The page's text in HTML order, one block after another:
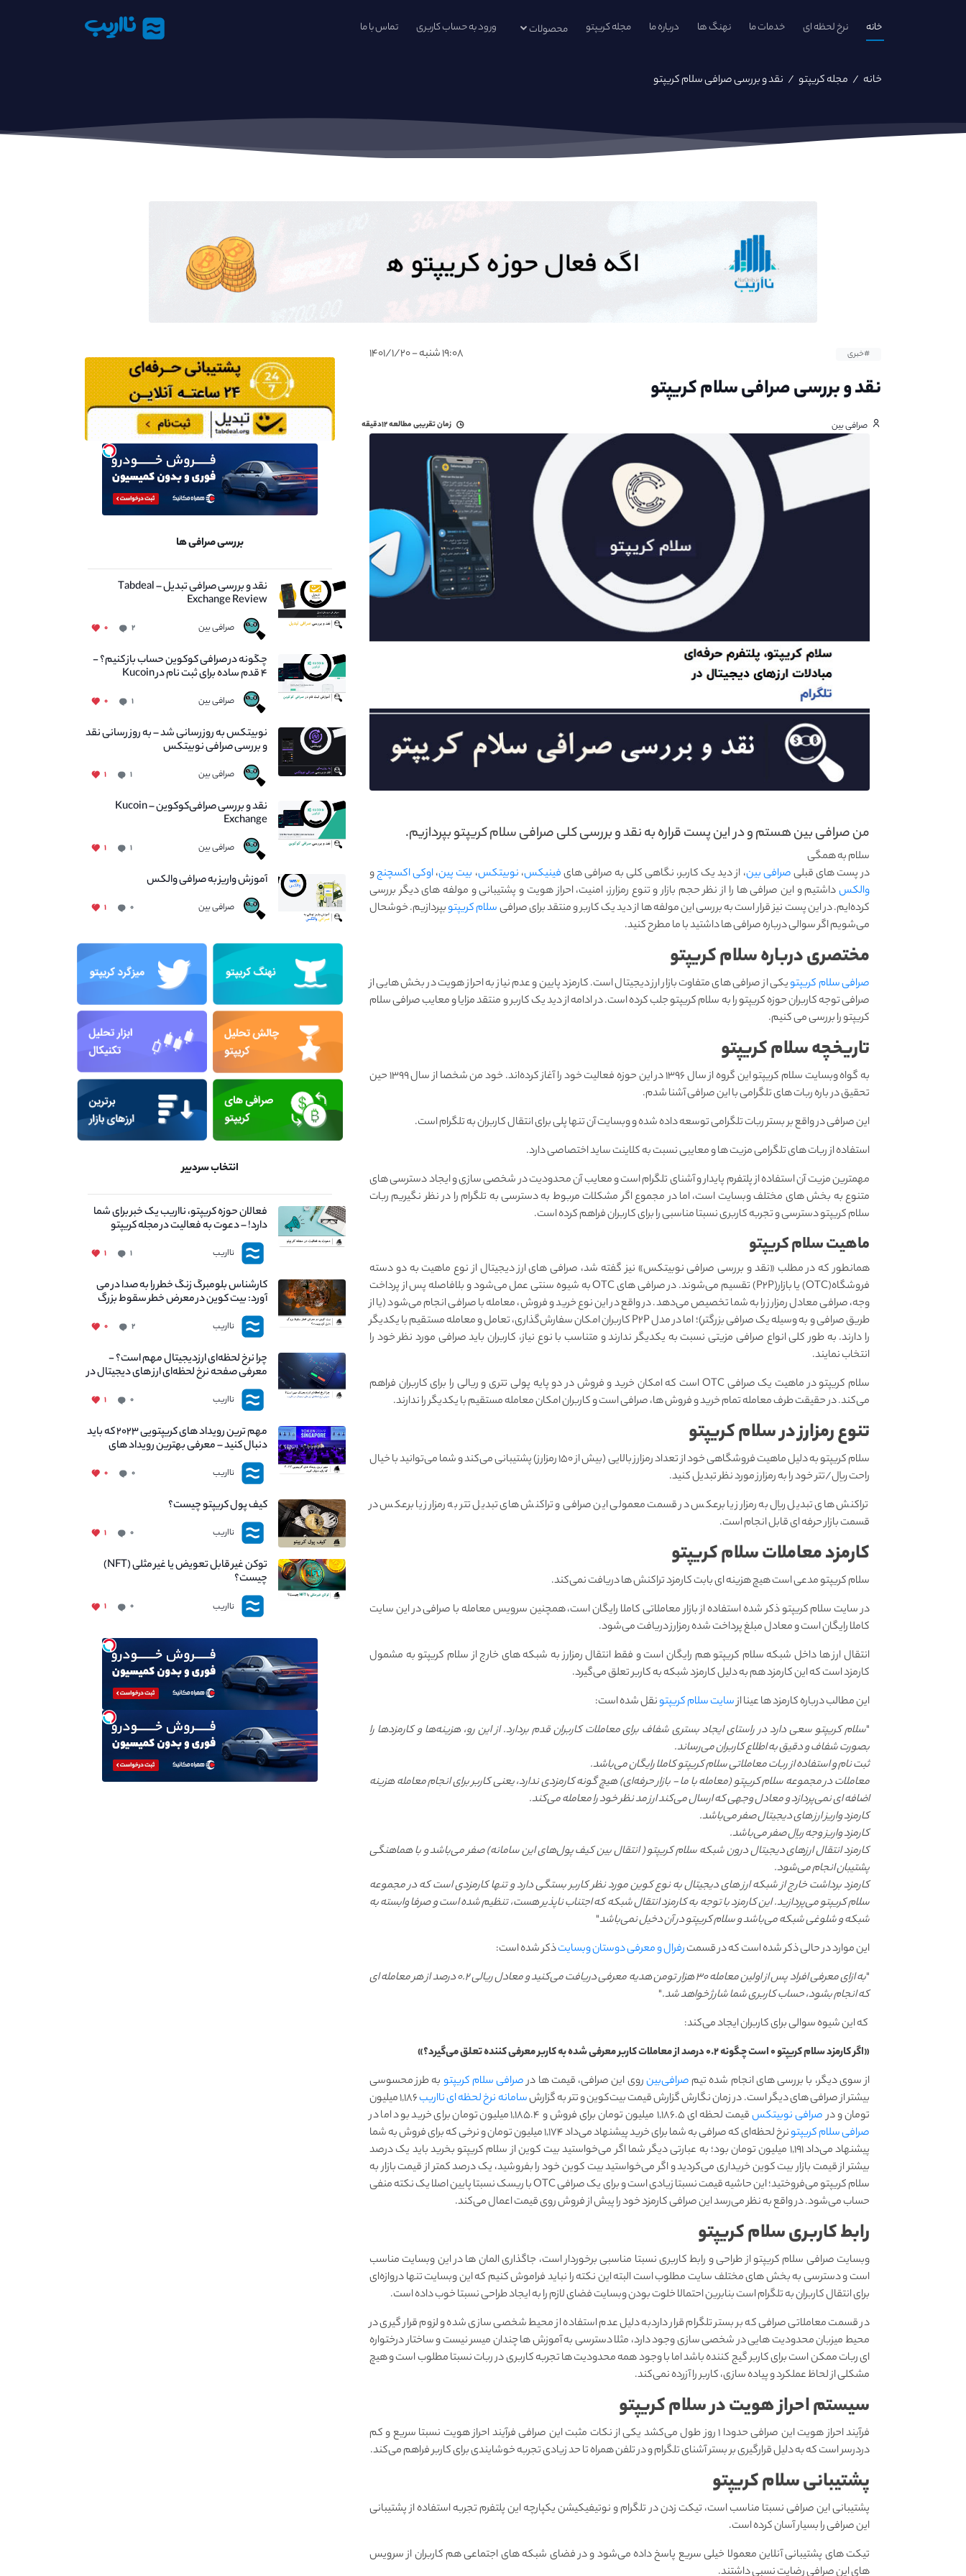
خانه نرخ لحظه ای خدمات ما نهنگ ها درباره ما مجله کریپتو محصولات ورود به حساب کاربری تماس با ما نااریب
خانه / مجله کریپتو / نقد و بررسی صرافی سلام کریپتو
#خبری ۱۹:۰۸ شنبه - ۱۴۰۱/۱/۲۰
نقد و بررسی صرافی سلام کریپتو
صرافی بین زمان تقریبی مطالعه۱۲دقیقه
من صرافی بین هستم و در این پست قراره به نقد و بررسی کلی صرافی سلام کریپتو بپردازیم.
سلام به همگی
در پست های قبلیصرافی بین، از دید یک کاربر، نگاهی کلی به صرافی هایفینیکس، نوبیتکس، بیت پین،اوکی اکسچنجو
والکسداشتیم و این صرافی ها را از نظر حجم بازار و تنوع رمزارز، امنیت، احراز هویت و پشتیبانی و مولفه های دیگر بررسی
کرده‌ایم. در این پست نیز قرار است به بررسی این مولفه ها از دید یک کاربر و منتقد برای صرافیسلام کریپتوبپردازیم. خوشحال
می‌شویم اگر سوالی درباره صرافی ها داشتید با ما مطرح کنید.
مختصری درباره سلام کریپتو
صرافی سلام کریپتویکی از صرافی های متفاوت بازار ارز دیجیتال است. کارمزد پایین و عدم نیاز به احراز هویت در بخش هایی از
صرافی توجه کاربران حوزه کریپتو را به سلام کریپتو جلب کرده است. در ادامه از دید یک کاربر و منتقد مزایا و معایب صرافی سلام
کریپتو را بررسی می کنیم.
تاریخچه سلام کریپتو
به گواه وبسایت سلام کریپتو این گروه از سال ۱۳۹۶ در این حوزه فعالیت خود را آغاز کرده‌اند. خود من شخصا از سال ۱۳۹۹ حین
تحقیق در باره ربات های تلگرامی با این صرافی آشنا شدم.
این صرافی در واقع بر بستر ربات تلگرامی توسعه داده شده و وبسایت آن تنها پلی برای انتقال کاربران به تلگرام است.
استفاده از ربات های تلگرامی مزیت ها و معایبی نسبت به کلاینت ساید اختصاصی دارد.
مهمترین مزیت آن استفاده از پلتفرم پایدار و آشنای تلگرام است و معایب آن محدودیت در شخصی سازی و ایجاد دسترسی های
متنوع به بخش های مختلف وبسایت است، اما در مجموع اگر مشکلات مربوط به دسترسی به تلگرام را در نظر نگیریم ربات
سلام کریپتو دسترسی و تجربه کاربری نسبتا مناسبی را برای کاربران فراهم کرده است.
ماهیت سلام کریپتو
همانطور که در مطلب «نقد و بررسی صرافی نوبیتکس» نیز گفته شد، صرافی های ارز دیجیتال از نوع ماهیت به دو دسته
فروشگاه(OTC) یا بازار(P۲P) تقسیم می‌شوند. در صرافی های OTC به شیوه سنتی عمل می‌شود و بلافاصله پس از پرداخت
وجه، صرافی معادل رمزارز را به شما تخصیص می‌دهد. در واقع در این نوع خرید و فروش، معامله با صرافی انجام می‌شود (یا از
طریق صرافی و به وسیله یک صرافی بزرگتر)؛ اما در مدل P۲P کاربران امکان سفارش‌گذاری، تعامل و معامله مستقیم با یکدیگر
را دارند. به طور کلی انواع صرافی مزیتی نسبت به یکدیگر ندارند و متناسب با نوع نیاز، کاربران باید صرافی مورد نظر خود را
انتخاب نمایند.
سلام کریپتو در ماهیت یک صرافی OTC است که امکان خرید و فروش در دو پایه پولی تتری و ریالی را برای کاربران فراهم
می‌کند. در حقیقت طرف معامله تمام خرید و فروش ها، صرافی است و کاربران امکان معامله مستقیم با یکدیگر را ندارند.
تنوع رمزارز در سلام کریپتو
سلام کریپتو به دلیل ماهیت فروشگاهی خود از تعداد رمزارز بالایی (بیش از ۱۵۰ رمزارز) پشتیبانی می‌کند و شما می‌توانید با خیال
راحت ریال/تتر خود را به رمزارز مورد نظر تبدیل کنید.
تراکنش های تبدیل ریال به رمزارز یا برعکس در قسمت معمولی این صرافی و تراکنش های تبدیل تتر به رمزارز یا برعکس در
قسمت بازار حرفه ای قابل انجام است.
کارمزد معاملات سلام کریپتو
سلام کریپتو مدعی است هیچ هزینه ای بابت کارمزد تراکنش ها دریافت نمی‌کند.
در سایت سلام کریپتو ذکر شده استفاده از بازار معاملاتی کاملا رایگان است، همچنین سرویس معامله با صرافی در این سایت
کاملا رایگان است و معادل مبلغ پرداخت شده رمزارز دریافت می‌شود.
انتقال ارز ها داخل شبکه سلام کریپتو هم رایگان است و فقط انتقال رمزارز به شبکه های خارج از سلام کریپتو به مشمول
کارمزد است که این کارمزد هم به دلیل کارمزد شبکه به کاربر تعلق می‌گیرد.
این مطالب درباره کارمزد ها عینا ازسایت سلام کریپتونقل شده است:
"سلام کریپتو سعی دارد در راستای ایجاد بستری شفاف برای معاملات کاربران قدم بردارد. از این رو، هزینه‌ها و کارمزدها را
بصورت شفاف و دقیق به اطلاع کاربران می‌رساند.
ثبت نام و استفاده از ربات معاملاتی سلام کریپتو کاملا رایگان می‌باشد.
معاملات در مجموعه سلام کریپتو (معامله با ما - بازار حرفه‌ای) هیچ گونه کارمزدی ندارد، یعنی کاربر برای انجام معامله هزینه
اضافه ای نمی‌پردازد و معادل وجهی که ارسال می‌کند ارز مد نظر خود را معامله می‌کند.
کارمزد واریز ارز های دیجیتال صفر می‌باشد.
کارمزد واریز وجه ریال صفر می‌باشد.
کارمزد انتقال ارزهای دیجیتال درون شبکه سلام کریپتو ( انتقال بین کیف پول‌های این سامانه) صفر می‌باشد و با هماهنگی
پشتیبان انجام می‌شود.
کارمزد برداشت خارج از شبکه ارز های دیجیتال به نوع کوین مورد نظر کاربر بستگی دارد و تنها کارمزدی است که در مجموعه
سلام کریپتو می‌پردازید. این کارمزد با توجه به کارمزد انتقال شبکه که اجتناب ناپذیر هست، تنظیم شده است و صرفا وابسته به
شبکه و شلوغی شبکه می‌باشد و سلام کریپتو در آن دخیل نمی‌باشد"
این موارد در حالی ذکر شده است که در قسمترفرال و معرفی دوستان وبسایتذکر شده است:
"
به ازای معرفی افراد پس از اولین معامله ۳۰ هزار تومن هدیه معرفی دریافت می‌کنید و معادل ریالی ۰.۲ درصد از هر معامله ای
که انجام بشود، حساب کاربری شما شارژ خواهد شد."
که این شیوه سوالی برای کاربران ایجاد می‌کند:
«اگر کارمزد سلام کریپتو ۰ است چگونه ۰.۲ درصد از معاملات کاربر معرفی شده به کاربر معرفی کننده تعلق می‌گیرد؟»
از سوی دیگر، با بررسی های انجام شده تیم صرافی‌بینروی این صرافی، قیمت ها درصرافی سلام کریپتو به طرز محسوسی
بیشتر از صرافی های دیگر است. در زمان نگارش گزارش قیمت بیت‌کوین و تتر به گزارشسامانه نرخ لحظه ای نااریب
۱,۱۸۶ میلیون
تومان و درصرافی نوبیتکسقیمت لحظه ای ۱,۱۸۶.۵ میلیون تومان برای فروش و ۱,۱۸۵.۴ میلیون تومان برای خرید بود اما در
صرافی سلام کریپتو
نرخ لحظه‌ای که صرافی به شما برای خرید پیشنهاد می‌داد ۱,۱۷۴ میلیون تومان و نرخی که برای فروش به شما
پیشنهاد می‌داد ۱,۱۹۱ میلیون تومان بود؛ به عبارتی دیگر شما اگر می‌خواستید بیت کوین از سلام کریپتو بخرید باید یک درصد
بیشتر از قیمت بازار بیت کوین خریداری می‌کردید و اگر می‌خواستید بیت کوین خود را بفروشید، یک درصد کمتر از قیمت بازار به
سلام کریپتو می‌‌فروختید؛ این حاشیه قیمت نسبتا زیادی است و برای یک صرافی OTC با ریسک نسبتا پایین اصلا یک نکته منفی
حساب می‌شود. در واقع به نظر می‌رسد این صرافی کارمزد خود را پیش از فروش روی قیمت اعمال می‌کند.
رابط کاربری سلام کریپتو
وبسایت صرافی سلام کریپتو از طراحی و رابط کاربری نسبتا مناسبی برخوردار است، جاگذاری المان ها در این وبسایت مناسب
است و دسترسی به بخش های مختلف سایت مطلوب است البته این نکته را نباید فراموش کنیم که این وبسایت تنها دروازه‌ای
برای انتقال کاربران به تلگرام است بنابرین احتمالا خلوت بودن وبسایت فضای لازم را به ایجاد طراحی نسبتا خوب داده است.
در قسمت معاملاتی صرافی که بر بستر تلگرام قرار داردبه دلیل عدم استفاده از محیط شخصی سازی شده و لزوم قرار گیری در
محیط میزبان محدودیت هایی در شخصی سازی وجود دارد، مثلا دسترسی به آموزش ها چندان میسر نیست و ساختار درختواره
ای ربات ممکن است برای کاربر گیج کننده باشد اما با وجود همه محدودیت ها تجربه کاربری در ربات نسبتا مطلوب است و هیچ
مشکلی از لحاظ عملکرد و پیاده سازی، کاربر را آزرده نمی‌کند.
سیستم احراز هویت در سلام کریپتو
فرآیند احراز هویت این صرافی حدودا ۱ روز طول می‌کشد یکی از نکات مثبت این صرافی فرآیند احراز هویت نسبتا سریع و کم
دردرسر است که به دلیل قرارگیری بر بستر آشنای تلگرام و در تلفن همراه تا حد زیادی تجربه خوشایندی برای کاربر فراهم می‌کند.
پشتیبانی سلام کریپتو
پشتیبانی این صرافی نسبتا مناسب است، تیکت زدن در تلگرام و نوتیفیکیشن یکپارچه این پلتفرم تجربه استفاده از پشتیبانی
این صرافی را بسیار آسان کرده است.
تیکت های پشتیبانی آنلاین معمولا خیلی سریع پاسخ داده می‌شود و در فضای شبکه های اجتماعی هم کاربران از سرویس
های این صرافی رضایت نسبی داشتند.
بررسی صرافی ها
نقد و بررسی صرافی تبدیل – Tabdeal
Exchange Review
صرافی بین ۲ ۰
چگونه در صرافی کوکوین حساب باز کنیم؟ -
۴ قدم ساده برای ثبت نام در Kucoin
صرافی بین ۱ ۰
نوبیتکس به روزرسانی شد – به روز رسانی نقد
و بررسی صرافی نوبیتکس
صرافی بین ۱ ۱
نقد و بررسی صرافی‌کوکوین – Kucoin
Exchange
صرافی بین ۱ ۱
آموزش واریز به صرافی والکس
صرافی بین ۰ ۱
انتخاب سردبیر
فعالان حوزه کریپتو، نااریب یک خبر برای شما
دارد! – دعوت به فعالیت در مجله کریپتو
نااریب ۱ ۱
کارشناس بلومبرگ زنگ خطر را به صدا در می
آورد: بیت کوین در معرض خطر سقوط بزرگ
است - دلیل آن چیست؟
نااریب ۲ ۰
چرا نرخ لحظه‌ای ارزدیجیتال مهم است؟ -
معرفی صفحه نرخ لحظه‌ای ارز های دیجیتال در
نااریب
نااریب ۰ ۱
مهم ترین رویداد های کریپتویی ۲۰۲۳ که باید
دنبال کنید – معرفی بهترین رویداد های
جهانی
نااریب ۰ ۰
کیف پول کریپتو چیست؟
نااریب ۰ ۱
توکن غیر قابل تعویض یا غیر مثلی (NFT)
چیست؟
نااریب ۰ ۱